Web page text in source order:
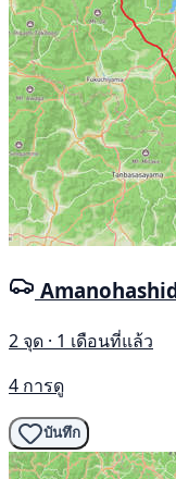
2 จุด · 1 เดือนที่แล้ว
4 การดู
บันทึก